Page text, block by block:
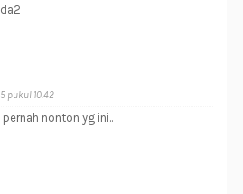
pukul 10.42
pernah nonton yg ini..